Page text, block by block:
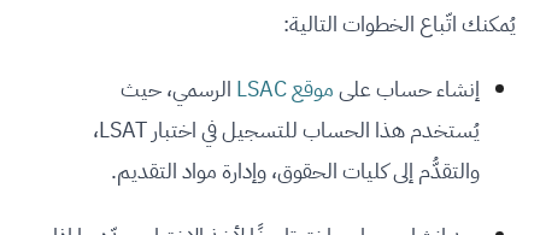
يُمكنك اتّباع الخطوات التالية:
إنشاء حساب علىموقع LSAC
الرسمي، حيث
يُستخدم هذا الحساب للتسجيل في اختبار LSAT،
والتقدُّم إلى كليات الحقوق، وإدارة مواد التقديم.